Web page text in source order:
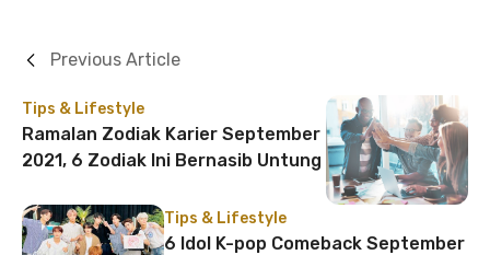
Tips & Lifestyle
Ramalan Zodiak Karier September
2021, 6 Zodiak Ini Bernasib Untung
Previous Article
Tips & Lifestyle
6 Idol K-pop Comeback September